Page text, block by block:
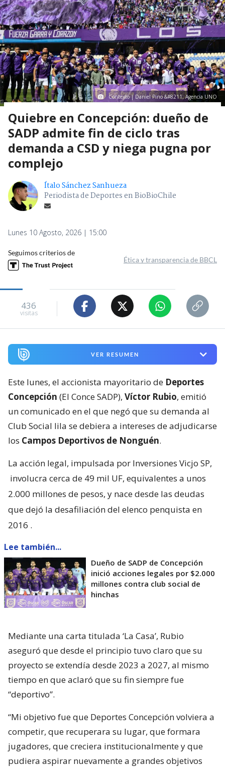
Contexto | Daniel Pino &#8211; Agencia UNO
Quiebre en Concepción: dueño de
SADP admite fin de ciclo tras
demanda a CSD y niega pugna por
complejo
Ítalo Sánchez Sanhueza
Periodista de Deportes en BioBioChile
Lunes 10 Agosto, 2026 | 15:00
Seguimos criterios de
Ética y transparencia de BBCL
436
visitas
VER RESUMEN
Este lunes, el accionista mayoritario de Deportes
Concepción (El Conce SADP), Víctor Rubio, emitió
un comunicado en el que negó que su demanda al
Club Social lila se debiera a intereses de adjudicarse
los Campos Deportivos de Nonguén.
La acción legal, impulsada por Inversiones Vicjo SP,
involucra cerca de 49 mil UF, equivalentes a unos
2.000 millones de pesos, y nace desde las deudas
que dejó la desafiliación del elenco penquista en
2016 .
Lee también...
Dueño de SADP de Concepción
inició acciones legales por $2.000
millones contra club social de
hinchas
Mediante una carta titulada ‘La Casa’, Rubio
aseguró que desde el principio tuvo claro que su
proyecto se extendía desde 2023 a 2027, al mismo
tiempo en que aclaró que su fin siempre fue
“deportivo”.
“Mi objetivo fue que Deportes Concepción volviera a
competir, que recuperara su lugar, que formara
jugadores, que creciera institucionalmente y que
pudiera aspirar nuevamente a grandes objetivos